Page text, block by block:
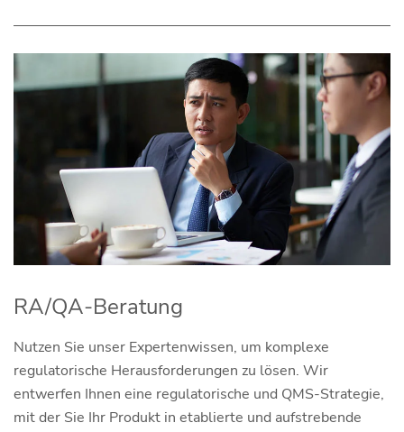
RA/QA-Beratung
Nutzen Sie unser Expertenwissen, um komplexe
regulatorische Herausforderungen zu lösen. Wir
entwerfen Ihnen eine regulatorische und QMS-Strategie,
mit der Sie Ihr Produkt in etablierte und aufstrebende